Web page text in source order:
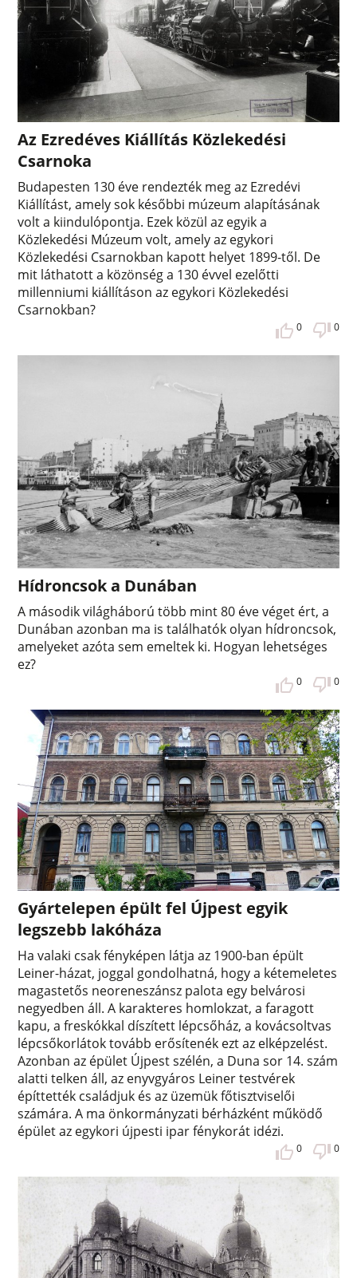
Az Ezredéves Kiállítás Közlekedési
Csarnoka
Budapesten 130 éve rendezték meg az Ezredévi
Kiállítást, amely sok későbbi múzeum alapításának
volt a kiindulópontja. Ezek közül az egyik a
Közlekedési Múzeum volt, amely az egykori
Közlekedési Csarnokban kapott helyet 1899-től. De
mit láthatott a közönség a 130 évvel ezelőtti
millenniumi kiállításon az egykori Közlekedési
Csarnokban?
0 0
Hídroncsok a Dunában
A második világháború több mint 80 éve véget ért, a
Dunában azonban ma is találhatók olyan hídroncsok,
amelyeket azóta sem emeltek ki. Hogyan lehetséges
ez?
0 0
Gyártelepen épült fel Újpest egyik
legszebb lakóháza
Ha valaki csak fényképen látja az 1900-ban épült
Leiner-házat, joggal gondolhatná, hogy a kétemeletes
magastetős neoreneszánsz palota egy belvárosi
negyedben áll. A karakteres homlokzat, a faragott
kapu, a freskókkal díszített lépcsőház, a kovácsoltvas
lépcsőkorlátok tovább erősítenék ezt az elképzelést.
Azonban az épület Újpest szélén, a Duna sor 14. szám
alatti telken áll, az enyvgyáros Leiner testvérek
építtették családjuk és az üzemük főtisztviselői
számára. A ma önkormányzati bérházként működő
épület az egykori újpesti ipar fénykorát idézi.
0 0